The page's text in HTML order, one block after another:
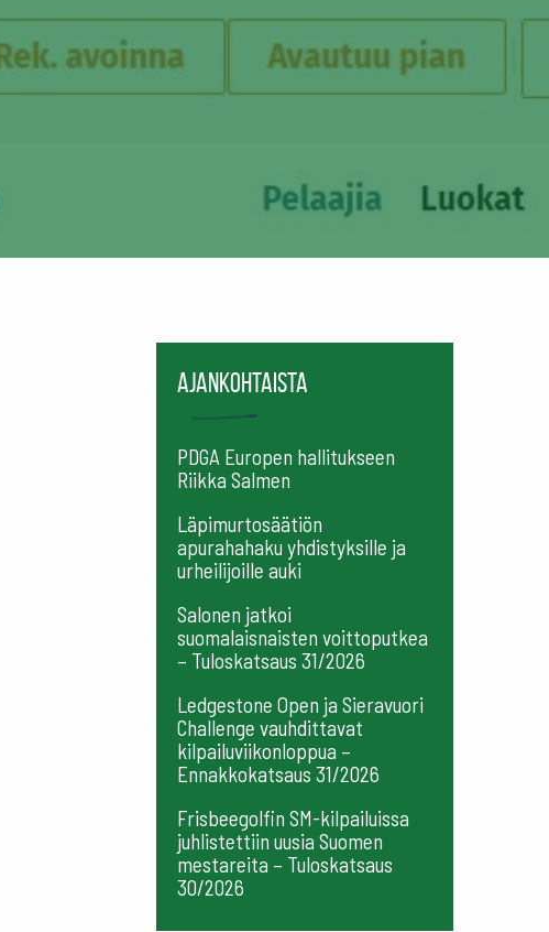
Ajankohtaista
PDGA Europen hallitukseen
Riikka Salmen
Läpimurtosäätiön
apurahahaku yhdistyksille ja
urheilijoille auki
Salonen jatkoi
suomalaisnaisten voittoputkea
– Tuloskatsaus 31/2026
Ledgestone Open ja Sieravuori
Challenge vauhdittavat
kilpailuviikonloppua –
Ennakkokatsaus 31/2026
Frisbeegolfin SM-kilpailuissa
juhlistettiin uusia Suomen
mestareita – Tuloskatsaus
30/2026